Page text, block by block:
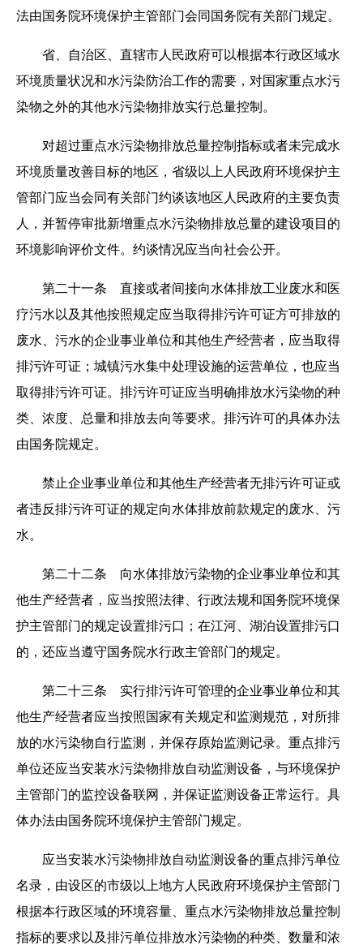
法由国务院环境保护主管部门会同国务院有关部门规定。
省、自治区、直辖市人民政府可以根据本行政区域水
环境质量状况和水污染防治工作的需要，对国家重点水污
染物之外的其他水污染物排放实行总量控制。
对超过重点水污染物排放总量控制指标或者未完成水
环境质量改善目标的地区，省级以上人民政府环境保护主
管部门应当会同有关部门约谈该地区人民政府的主要负责
人，并暂停审批新增重点水污染物排放总量的建设项目的
环境影响评价文件。约谈情况应当向社会公开。
第二十一条 直接或者间接向水体排放工业废水和医
疗污水以及其他按照规定应当取得排污许可证方可排放的
废水、污水的企业事业单位和其他生产经营者，应当取得
排污许可证；城镇污水集中处理设施的运营单位，也应当
取得排污许可证。排污许可证应当明确排放水污染物的种
类、浓度、总量和排放去向等要求。排污许可的具体办法
由国务院规定。
禁止企业事业单位和其他生产经营者无排污许可证或
者违反排污许可证的规定向水体排放前款规定的废水、污
水。
第二十二条 向水体排放污染物的企业事业单位和其
他生产经营者，应当按照法律、行政法规和国务院环境保
护主管部门的规定设置排污口；在江河、湖泊设置排污口
的，还应当遵守国务院水行政主管部门的规定。
第二十三条 实行排污许可管理的企业事业单位和其
他生产经营者应当按照国家有关规定和监测规范，对所排
放的水污染物自行监测，并保存原始监测记录。重点排污
单位还应当安装水污染物排放自动监测设备，与环境保护
主管部门的监控设备联网，并保证监测设备正常运行。具
体办法由国务院环境保护主管部门规定。
应当安装水污染物排放自动监测设备的重点排污单位
名录，由设区的市级以上地方人民政府环境保护主管部门
根据本行政区域的环境容量、重点水污染物排放总量控制
指标的要求以及排污单位排放水污染物的种类、数量和浓